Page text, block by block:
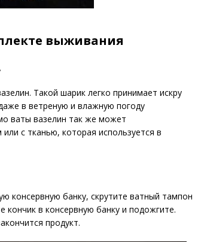
выживания
Такой шарик легко принимает искру
в ветреную и влажную погоду
ваты вазелин так же может
с тканью, которая используется в
консервную банку, скрутите ватный тампон
кончик в консервную банку и подожгите.
продукт.